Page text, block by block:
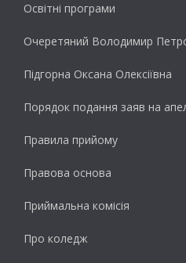
Освітні програми
Очеретяний Володимир
Підгорна Оксана Олексіївна
Порядок подання заяв на
Правила прийому
Правова основа
Приймальна комісія
Про коледж